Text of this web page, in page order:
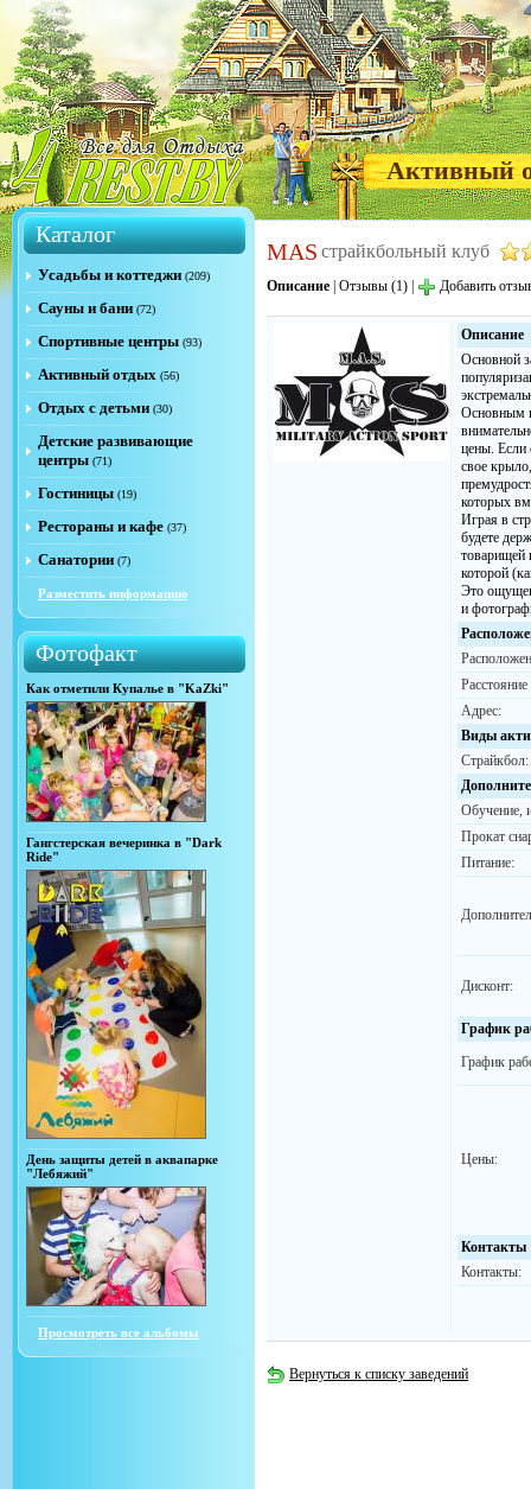
Активный
Каталог
Усадьбы и коттеджи (209)
Сауны и бани (72)
Спортивные центры (93)
Активный отдых (56)
Отдых с детьми (30)
Детские развивающие
центры (71)
Гостиницы (19)
Рестораны и кафе (37)
Санатории (7)
Разместить информацию
Фотофакт
Как отметили Купалье в "KaZki"
Гангстерская вечеринка в "Dark
Ride"
День защиты детей в аквапарке
"Лебяжий"
Просмотреть все альбомы
MAS страйкбольный клуб
Описание Отзывы (1) Добавить
Описание
Основной
Основным
цены. Если
свое
которых
Играя в
будете
товарищей
которой
Это
и
Адрес:
Виды
Страйкбол:
Обучение,
Прокат
Питание:
Дисконт:
График
График
Цены:
Контакты
Контакты:
Вернуться к списку заведений